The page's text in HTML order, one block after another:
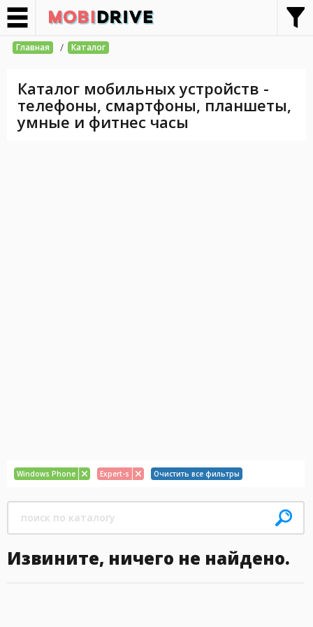
Главная / Каталог
Каталог мобильных устройств -
телефоны, смартфоны, планшеты,
умные и фитнес часы
Windows Phone Expert-s Очистить все фильтры
Извините, ничего не найдено.